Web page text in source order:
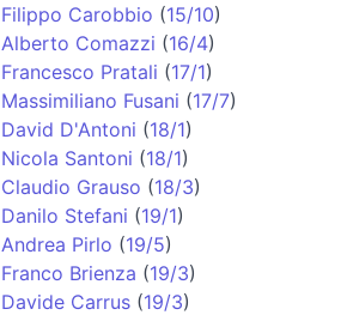
Filippo Carobbio (15/10)
Alberto Comazzi (16/4)
Francesco Pratali (17/1)
Massimiliano Fusani (17/7)
David D'Antoni (18/1)
Nicola Santoni (18/1)
Claudio Grauso (18/3)
Danilo Stefani (19/1)
Andrea Pirlo (19/5)
Franco Brienza (19/3)
Davide Carrus (19/3)